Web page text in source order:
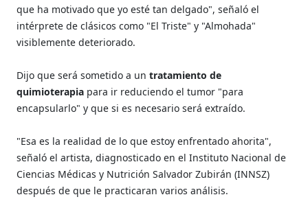
que ha motivado que yo esté tan delgado", señaló el
intérprete de clásicos como "El Triste" y "Almohada"
visiblemente deteriorado.
Dijo que será sometido a untratamiento de
quimioterapia para ir reduciendo el tumor "para
encapsularlo" y que si es necesario será extraído.
"Esa es la realidad de lo que estoy enfrentado ahorita",
señaló el artista, diagnosticado en el Instituto Nacional de
Ciencias Médicas y Nutrición Salvador Zubirán (INNSZ)
después de que le practicaran varios análisis.